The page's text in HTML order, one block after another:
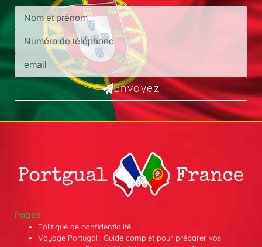
Envoyez
Pages
Politique de confidentialité
Voyage Portugal : Guide complet pour préparer vos